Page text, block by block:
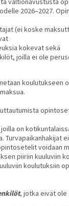
2026–2027.
(ei koske
kokevat sekä
joilla ei ole
koulutukseen
joilla on
Turvapaikanhakijat
voidaan
piiriin kuuluviin
koulutuksiin
, jotka eivät ole